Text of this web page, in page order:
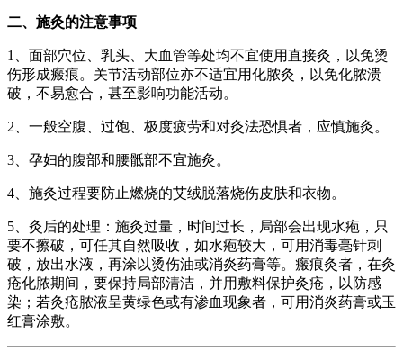
二、施灸的注意事项
1、面部穴位、乳头、大血管等处均不宜使用直接灸，以免烫
伤形成瘢痕。关节活动部位亦不适宜用化脓灸，以免化脓溃
破，不易愈合，甚至影响功能活动。
2、一般空腹、过饱、极度疲劳和对灸法恐惧者，应慎施灸。
3、孕妇的腹部和腰骶部不宜施灸。
4、施灸过程要防止燃烧的艾绒脱落烧伤皮肤和衣物。
5、灸后的处理：施灸过量，时间过长，局部会出现水疱，只
要不擦破，可任其自然吸收，如水疱较大，可用消毒毫针刺
破，放出水液，再涂以烫伤油或消炎药膏等。瘢痕灸者，在灸
疮化脓期间，要保持局部清洁，并用敷料保护灸疮，以防感
染；若灸疮脓液呈黄绿色或有渗血现象者，可用消炎药膏或玉
红膏涂敷。